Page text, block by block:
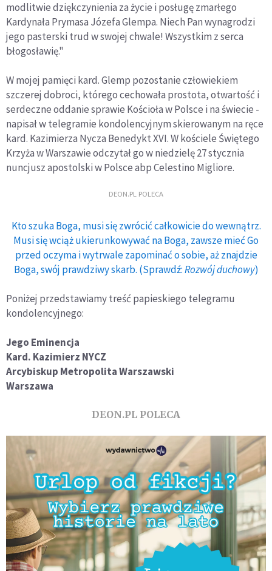
modlitwie dziękczynienia za życie i posługę zmarłego
Kardynała Prymasa Józefa Glempa. Niech Pan wynagrodzi
jego pasterski trud w swojej chwale! Wszystkim z serca
błogosławię."
W mojej pamięci kard. Glemp pozostanie człowiekiem
szczerej dobroci, którego cechowała prostota, otwartość i
serdeczne oddanie sprawie Kościoła w Polsce i na świecie -
napisał w telegramie kondolencyjnym skierowanym na ręce
kard. Kazimierza Nycza Benedykt XVI. W kościele Świętego
Krzyża w Warszawie odczytał go w niedzielę 27 stycznia
nuncjusz apostolski w Polsce abp Celestino Migliore.
DEON.PL POLECA
Kto szuka Boga, musi się zwrócić całkowicie do wewnątrz.
Musi się wciąż ukierunkowywać na Boga, zawsze mieć Go
przed oczyma i wytrwale zapominać o sobie, aż znajdzie
Boga, swój prawdziwy skarb. (Sprawdź:Rozwój duchowy)
Poniżej przedstawiamy treść papieskiego telegramu
kondolencyjnego:
Jego Eminencja
Kard. Kazimierz NYCZ
Arcybiskup Metropolita Warszawski
Warszawa
DEON.PL POLECA